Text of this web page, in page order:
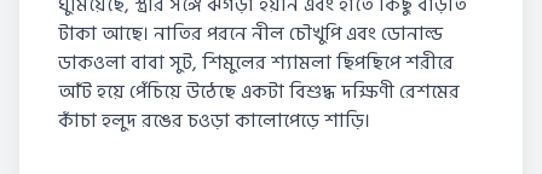
টাকা আছে। নাতির পরনে নীল চৌখুপি এবং ডোনাল্ড
ডাকওলা বাবা সুট, শিমুলের শ্যামলা ছিপছিপে শরীরে
আঁট হয়ে পেঁচিয়ে উঠেছে একটা বিশুদ্ধ দক্ষিণী রেশমের
কাঁচা হলুদ রঙের চওড়া কালোপেড়ে শাড়ি।